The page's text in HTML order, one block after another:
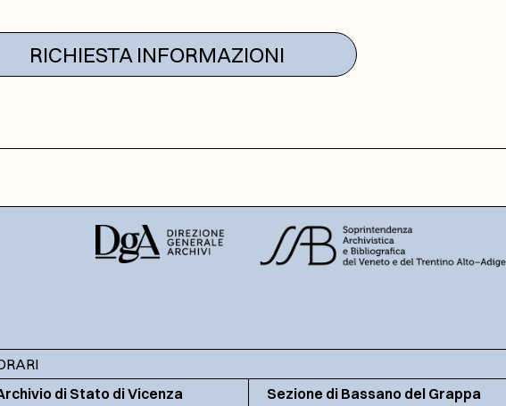
RICHIESTA INFORMAZIONI
di Stato di Vicenza
Sezione di Bassano del Grappa